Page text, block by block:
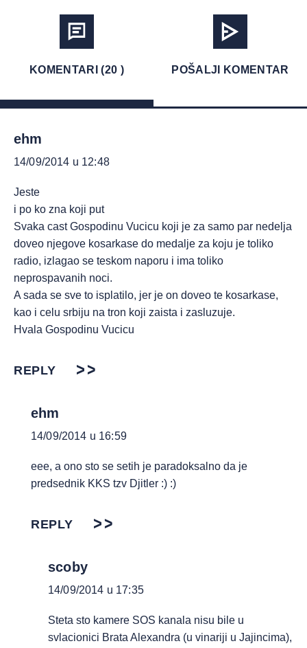
KOMENTARI (20 ) POŠALJI KOMENTAR
ehm
14/09/2014 u 12:48
Jeste
i po ko zna koji put
Svaka cast Gospodinu Vucicu koji je za samo par nedelja
doveo njegove kosarkase do medalje za koju je toliko
radio, izlagao se teskom naporu i ima toliko
neprospavanih noci.
A sada se sve to isplatilo, jer je on doveo te kosarkase,
kao i celu srbiju na tron koji zaista i zasluzuje.
Hvala Gospodinu Vucicu
REPLY
ehm
14/09/2014 u 16:59
eee, a ono sto se setih je paradoksalno da je
predsednik KKS tzv Djitler :) :)
REPLY
scoby
14/09/2014 u 17:35
Steta sto kamere SOS kanala nisu bile u
svlacionici Brata Alexandra (u vinariji u Jajincima),